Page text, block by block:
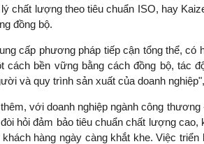
chất lượng theo tiêu chuẩn ISO, hay
đồng bộ.
cấp phương pháp tiếp cận tổng thể, có
cách bền vững bằng cách đồng bộ, tác
và quy trình sản xuất của doanh
với doanh nghiệp ngành công
hỏi đảm bảo tiêu chuẩn chất lượng
hàng ngày càng khắt khe. Việc
"Có rất nhiều việc phải làm
ngay từ bây giờ và trên thực tế
đang được tiến hành như tăng
đầu tư cho khoa học công
nghệ; ban hành các cơ chế
khởi nghiệp..."